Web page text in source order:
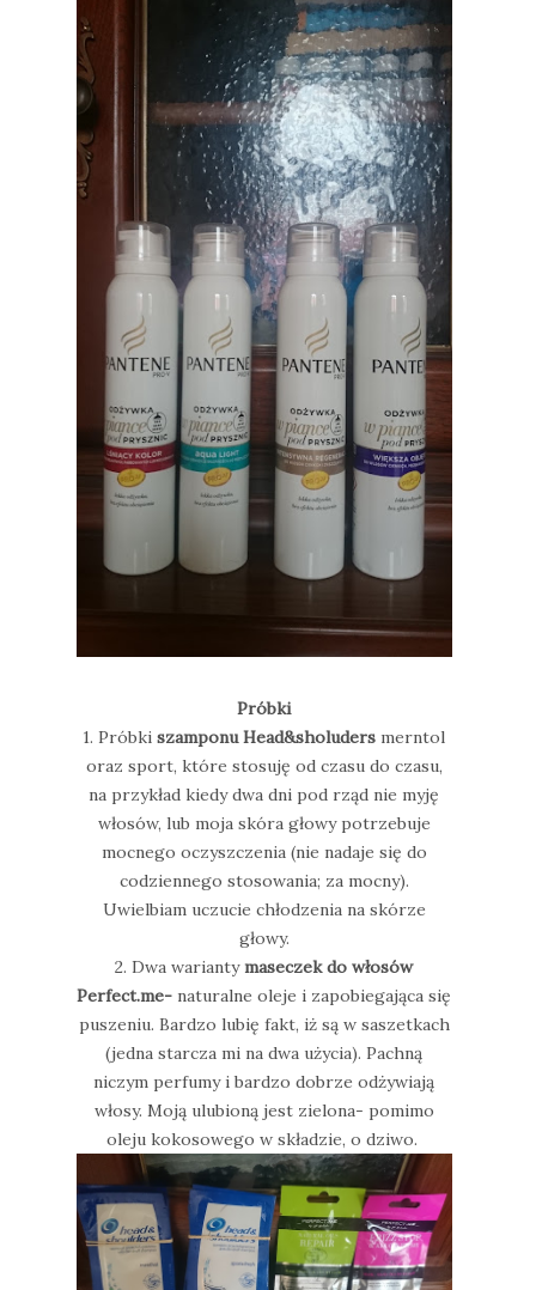
Próbki
1. Próbkiszamponu Head&sholuders merntol
oraz sport, które stosuję od czasu do czasu,
na przykład kiedy dwa dni pod rząd nie myję
włosów, lub moja skóra głowy potrzebuje
mocnego oczyszczenia (nie nadaje się do
codziennego stosowania; za mocny).
Uwielbiam uczucie chłodzenia na skórze
głowy.
2. Dwa warianty maseczek do włosów
Perfect.me- naturalne oleje i zapobiegająca się
puszeniu. Bardzo lubię fakt, iż są w saszetkach
(jedna starcza mi na dwa użycia). Pachną
niczym perfumy i bardzo dobrze odżywiają
włosy. Moją ulubioną jest zielona- pomimo
oleju kokosowego w składzie, o dziwo.